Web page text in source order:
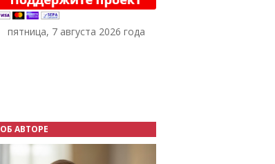
пятница, 7 августа 2026 года
ОБ АВТОРЕ